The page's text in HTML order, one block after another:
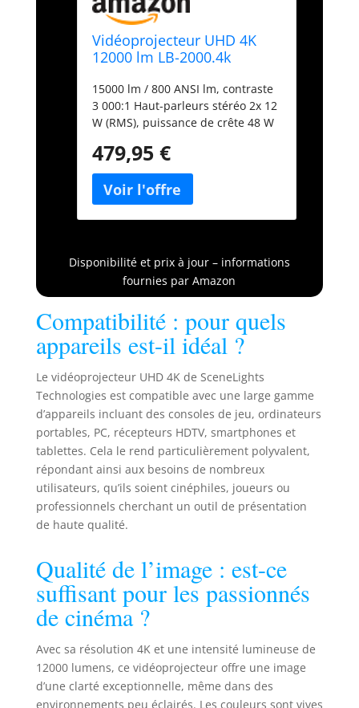
Vidéoprojecteur UHD 4K
12000 lm LB-2000.4k
15000 lm / 800 ANSI lm, contraste
3 000:1 Haut-parleurs stéréo 2x 12
W (RMS), puissance de crête 48 W
LAN Gigabit Vidéoprojecteur UHD
4K 12000 lm de la marque
SceneLights Technologie LCD à LED
: lumineuse et économique
479,95 €
Disponibilité et prix à jour – informations
fournies par Amazon
Compatibilité : pour quels
appareils est-il idéal ?
Le vidéoprojecteur UHD 4K de SceneLights
Technologies est compatible avec une large gamme
d’appareils incluant des consoles de jeu, ordinateurs
portables, PC, récepteurs HDTV, smartphones et
tablettes. Cela le rend particulièrement polyvalent,
répondant ainsi aux besoins de nombreux
utilisateurs, qu’ils soient cinéphiles, joueurs ou
professionnels cherchant un outil de présentation
de haute qualité.
Qualité de l’image : est-ce
suffisant pour les passionnés
de cinéma ?
Avec sa résolution 4K et une intensité lumineuse de
12000 lumens, ce vidéoprojecteur offre une image
d’une clarté exceptionnelle, même dans des
environnements peu éclairés. Les couleurs sont vives